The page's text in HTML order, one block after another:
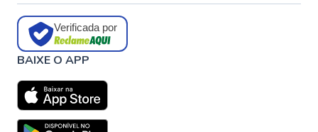
Verificada por
BAIXE O APP